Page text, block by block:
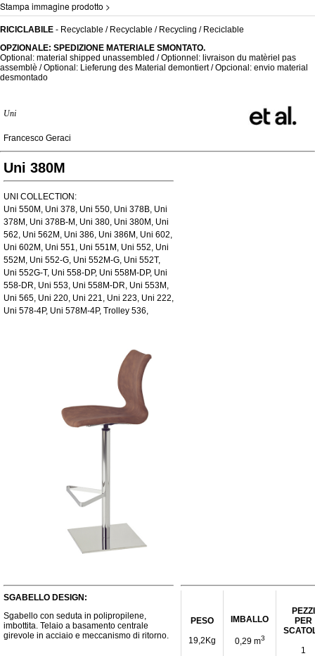
Stampa immagine prodotto >
RICICLABILE - Recyclable / Recyclable / Recycling / Reciclable
OPZIONALE: SPEDIZIONE MATERIALE SMONTATO.
Optional: material shipped unassembled / Optionnel: livraison du matèriel pas
assemblè / Optional: Lieferung des Material demontiert / Opcional: envio material
desmontado
Uni
Francesco Geraci
Uni 380M
UNI COLLECTION:
Uni 550M, Uni 378, Uni 550, Uni 378B, Uni
378M, Uni 378B-M, Uni 380, Uni 380M, Uni
562, Uni 562M, Uni 386, Uni 386M, Uni 602,
Uni 602M, Uni 551, Uni 551M, Uni 552, Uni
552M, Uni 552-G, Uni 552M-G, Uni 552T,
Uni 552G-T, Uni 558-DP, Uni 558M-DP, Uni
558-DR, Uni 553, Uni 558M-DR, Uni 553M,
Uni 565, Uni 220, Uni 221, Uni 223, Uni 222,
Uni 578-4P, Uni 578M-4P, Trolley 536,
SGABELLO DESIGN:
Sgabello con seduta in polipropilene,
imbottita. Telaio a basamento centrale
girevole in acciaio e meccanismo di ritorno.
PESO
19,2Kg
IMBALLO
0,29 m3
PEZZI
PER
1